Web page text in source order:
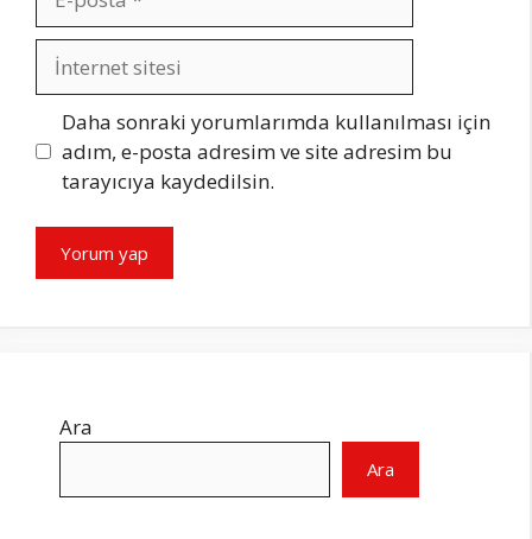
posta
İnternet
sitesi
Daha sonraki yorumlarımda kullanılması için
adım, e-posta adresim ve site adresim bu
tarayıcıya kaydedilsin.
Ara
Ara